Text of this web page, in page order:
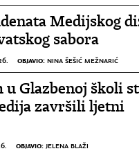
Medijskog
sabora
OBJAVIO: NINA ŠEŠIĆ MEŽNARIĆ
u Glazbenoj školi
završili ljetni
OBJAVIO: JELENA BLAŽI